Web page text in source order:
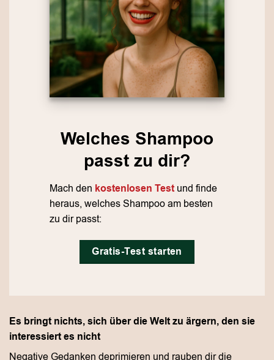
Welches Shampoo
passt zu dir?
Mach den kostenlosen Testund finde
heraus, welches Shampoo am besten
zu dir passt:
Gratis-Test starten
Es bringt nichts, sich über die Welt zu ärgern, den sie
interessiert es nicht
Negative Gedanken deprimieren und rauben dir die